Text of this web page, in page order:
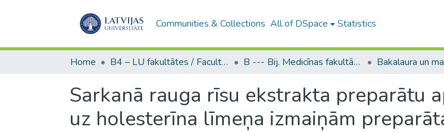
Communities & Collections All of DSpace Statistics
Home B4 – LU fakultātes / Faculties of the UL B --- Bij. Medicīnas fakultātes studentu noslēguma darbi / Faculty of Medicine - Graduate works
Sarkanā rauga rīsu ekstrakta preparātu
uz holesterīna līmeņa izmaiņām